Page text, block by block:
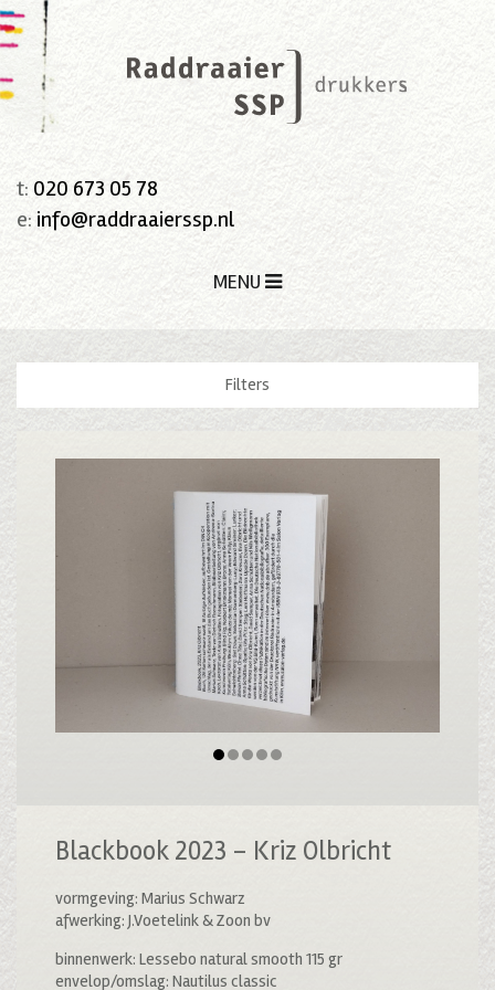
t: 020 673 05 78
e: info@raddraaierssp.nl
MENU
Filters
Blackbook 2023 – Kriz Olbricht
vormgeving: Marius Schwarz
afwerking: J.Voetelink & Zoon bv
binnenwerk: Lessebo natural smooth 115 gr
envelop/omslag: Nautilus classic